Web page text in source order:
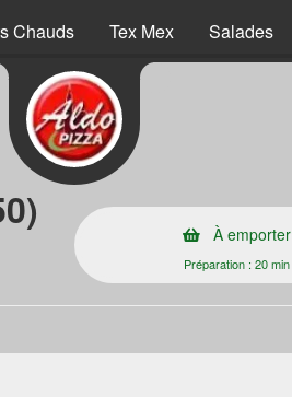
Chauds Tex Mex Salades
À emporter
Préparation : 20 min